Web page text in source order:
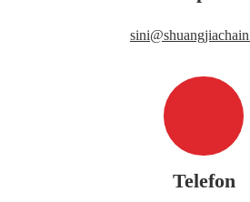
Telefon